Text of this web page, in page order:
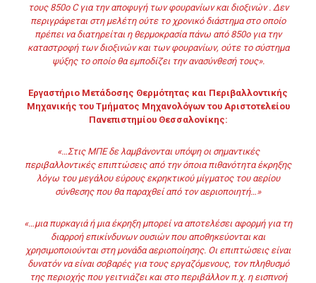
τους 850ο C για την αποφυγή των φουρανίων και διοξινών . Δεν
περιγράφεται στη μελέτη ούτε το χρονικό διάστημα στο οποίο
πρέπει να διατηρείται η θερμοκρασία πάνω από 850ο για την
καταστροφή των διοξινών και των φουρανίων, ούτε το σύστημα
ψύξης το οποίο θα εμποδίζει την ανασύνθεσή τους».
Εργαστήριο Μετάδοσης Θερμότητας και Περιβαλλοντικής
Μηχανικής του Τμήματος Μηχανολόγων του Αριστοτελείου
Πανεπιστημίου Θεσσαλονίκης:
«…Στις ΜΠΕ δε λαμβάνονται υπόψη οι σημαντικές
περιβαλλοντικές επιπτώσεις από την όποια πιθανότητα έκρηξης
λόγω του μεγάλου εύρους εκρηκτικού μίγματος του αερίου
σύνθεσης που θα παραχθεί από τον αεριοποιητή…»
«…μια πυρκαγιά ή μια έκρηξη μπορεί να αποτελέσει αφορμή για τη
διαρροή επικίνδυνων ουσιών που αποθηκεύονται και
χρησιμοποιούνται στη μονάδα αεριοποίησης. Οι επιπτώσεις είναι
δυνατόν να είναι σοβαρές για τους εργαζόμενους, τον πληθυσμό
της περιοχής που γειτνιάζει και στο περιβάλλον π.χ. η εισπνοή